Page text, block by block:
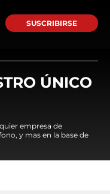
SUSCRIBIRSE
ÚNICO
empresa de
y mas en la base de